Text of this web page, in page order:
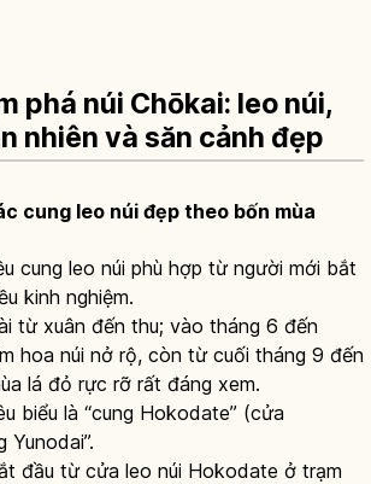
phá núi Chōkai: leo núi,
nhiên và săn cảnh đẹp
cung leo núi đẹp theo bốn mùa
cung leo núi phù hợp từ người mới bắt
kinh nghiệm.
từ xuân đến thu; vào tháng 6 đến
hoa núi nở rộ, còn từ cuối tháng 9 đến
lá đỏ rực rỡ rất đáng xem.
biểu là “cung Hokodate” (cửa
Yunodai”.
đầu từ cửa leo núi Hokodate ở trạm